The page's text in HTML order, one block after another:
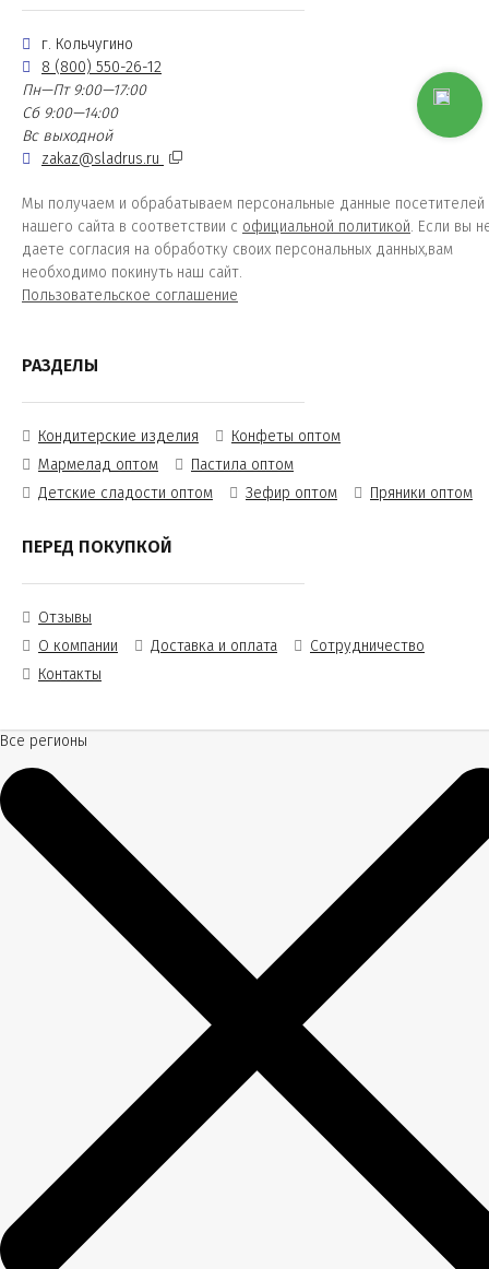
г. Кольчугино
8 (800) 550-26-12
Пн—Пт 9:00—17:00
Сб 9:00—14:00
Вс выходной
zakaz@sladrus.ru
Мы получаем и обрабатываем персональные данные посетителей
нашего сайта в соответствии с официальной политикой. Если вы
даете согласия на обработку своих персональных данных,вам
необходимо покинуть наш сайт.
Пользовательское соглашение
РАЗДЕЛЫ
Кондитерские изделия
Конфеты оптом
Мармелад оптом
Пастила оптом
Детские сладости оптом
Зефир оптом Пряники оптом
ПЕРЕД ПОКУПКОЙ
Отзывы
О компании
Доставка и оплата
Сотрудничество
Контакты
Все регионы